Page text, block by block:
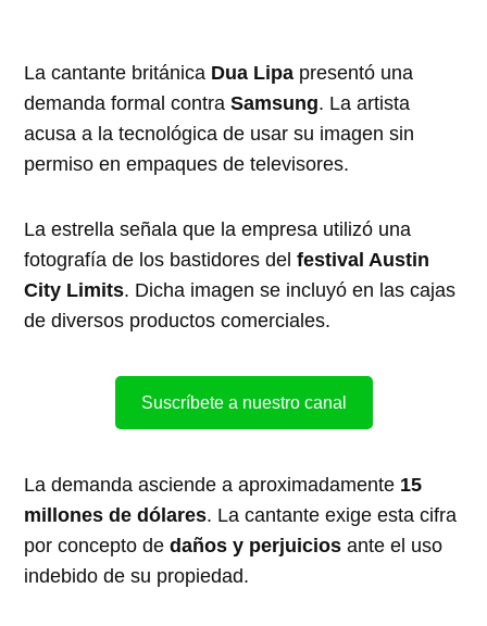
La cantante británica Dua Lipa presentó una
demanda formal contraSamsung. La artista
acusa a la tecnológica de usar su imagen sin
permiso en empaques de televisores.
La estrella señala que la empresa utilizó una
fotografía de los bastidores delfestival Austin
City Limits. Dicha imagen se incluyó en las cajas
de diversos productos comerciales.
Suscríbete a nuestro canal
La demanda asciende a aproximadamente 15
millones de dólares. La cantante exige esta cifra
por concepto dedaños y perjuicios ante el uso
indebido de su propiedad.